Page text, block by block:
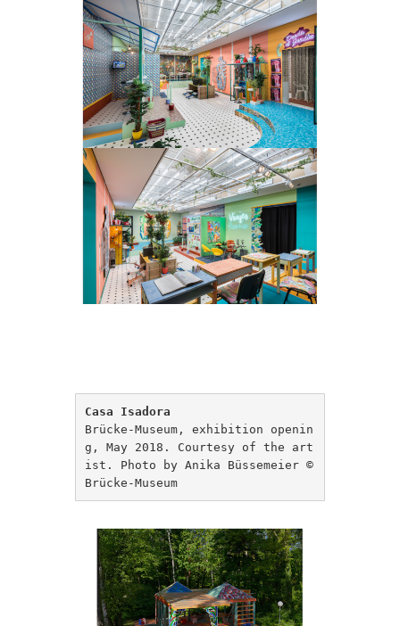
Casa Isadora
Brücke-Museum, exhibition openin
g, May 2018. Courtesy of the art
ist. Photo by Anika Büssemeier ©
Brücke-Museum